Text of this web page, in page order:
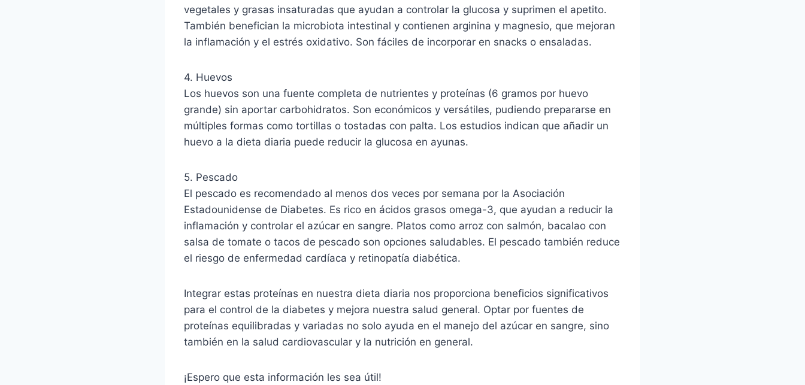
vegetales y grasas insaturadas que ayudan a controlar la glucosa y suprimen el apetito.
También benefician la microbiota intestinal y contienen arginina y magnesio, que mejoran
la inflamación y el estrés oxidativo. Son fáciles de incorporar en snacks o ensaladas.
4. Huevos
Los huevos son una fuente completa de nutrientes y proteínas (6 gramos por huevo
grande) sin aportar carbohidratos. Son económicos y versátiles, pudiendo prepararse en
múltiples formas como tortillas o tostadas con palta. Los estudios indican que añadir un
huevo a la dieta diaria puede reducir la glucosa en ayunas.
5. Pescado
El pescado es recomendado al menos dos veces por semana por la Asociación
Estadounidense de Diabetes. Es rico en ácidos grasos omega-3, que ayudan a reducir la
inflamación y controlar el azúcar en sangre. Platos como arroz con salmón, bacalao con
salsa de tomate o tacos de pescado son opciones saludables. El pescado también reduce
el riesgo de enfermedad cardíaca y retinopatía diabética.
Integrar estas proteínas en nuestra dieta diaria nos proporciona beneficios significativos
para el control de la diabetes y mejora nuestra salud general. Optar por fuentes de
proteínas equilibradas y variadas no solo ayuda en el manejo del azúcar en sangre, sino
también en la salud cardiovascular y la nutrición en general.
¡Espero que esta información les sea útil!